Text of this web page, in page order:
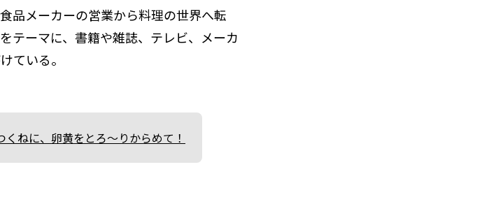
品メーカーの営業から料理の世界へ転
テーマに、書籍や雑誌、テレビ、メーカ
ている。
くねに、卵黄をとろ～りからめて！